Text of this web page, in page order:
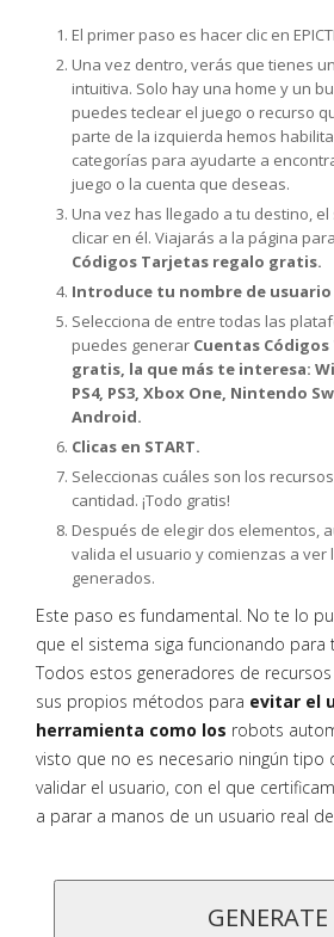
El primer paso es hacer clic en
Una vez dentro, verás que tienes
intuitiva. Solo hay una home y un
puedes teclear el juego o recurso
parte de la izquierda hemos
categorías para ayudarte a
juego o la cuenta que deseas.
Una vez has llegado a tu destino,
clicar en él. Viajarás a la página
Códigos Tarjetas regalo gratis.
Introduce tu nombre de usuario
Selecciona de entre todas las
puedes generar Cuentas
gratis, la que más te interesa:
PS4, PS3, Xbox One, Nintendo
Android.
Clicas en START.
Seleccionas cuáles son los
cantidad. ¡Todo gratis!
Después de elegir dos elementos,
valida el usuario y comienzas a ver
generados.
Este paso es fundamental. No te lo
que el sistema siga funcionando para
Todos estos generadores de
sus propios métodos para evitar el
herramienta como los robots
visto que no es necesario ningún tipo
validar el usuario, con el que
a parar a manos de un usuario real del